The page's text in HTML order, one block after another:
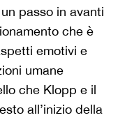
passo in avanti
che è
emotivi e
umane
che Klopp e il
all’inizio della